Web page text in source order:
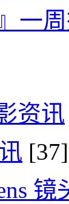
』一
资讯
[37]
镜